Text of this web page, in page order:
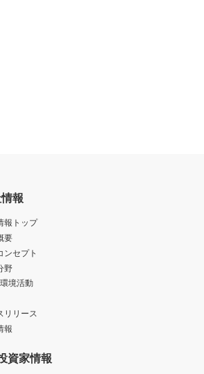
報
報トップ
要
ンセプト
野
境活動
リリース
報
資家情報